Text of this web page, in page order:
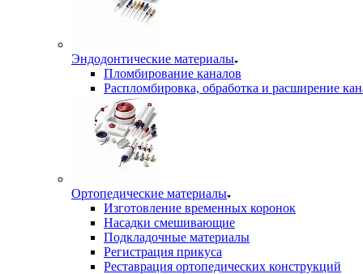
Эндодонтические материалы
Пломбирование каналов
Распломбировка, обработка и расширение
Ортопедические материалы
Изготовление временных коронок
Насадки смешивающие
Подкладочные материалы
Регистрация прикуса
Реставрация ортопедических конструкций